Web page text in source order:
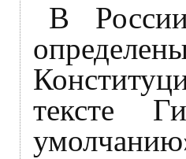
В
тексте